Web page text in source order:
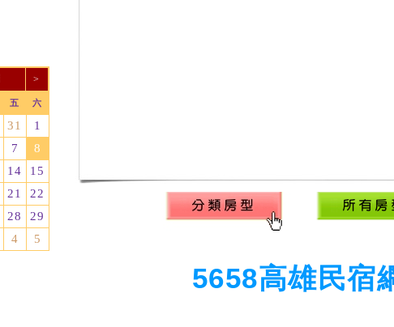
5658高雄民宿
>
五 六
31
1
7
8
14
15
21
22
28
29
4 5